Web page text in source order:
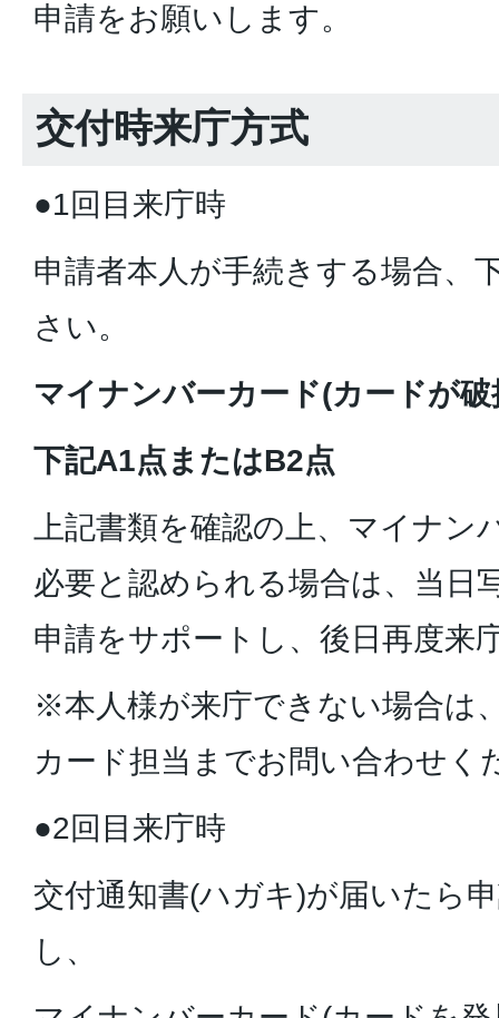
申請をお願いします。
交付時来庁方式
●1回目来庁時
申請者本人が手続きする場合、
さい。
マイナンバーカード(カードが
下記A1点またはB2点
上記書類を確認の上、マイナン
必要と認められる場合は、当日
申請をサポートし、後日再度来
※本人様が来庁できない場合は
カード担当までお問い合わせく
●2回目来庁時
交付通知書(ハガキ)が届いたら
し、